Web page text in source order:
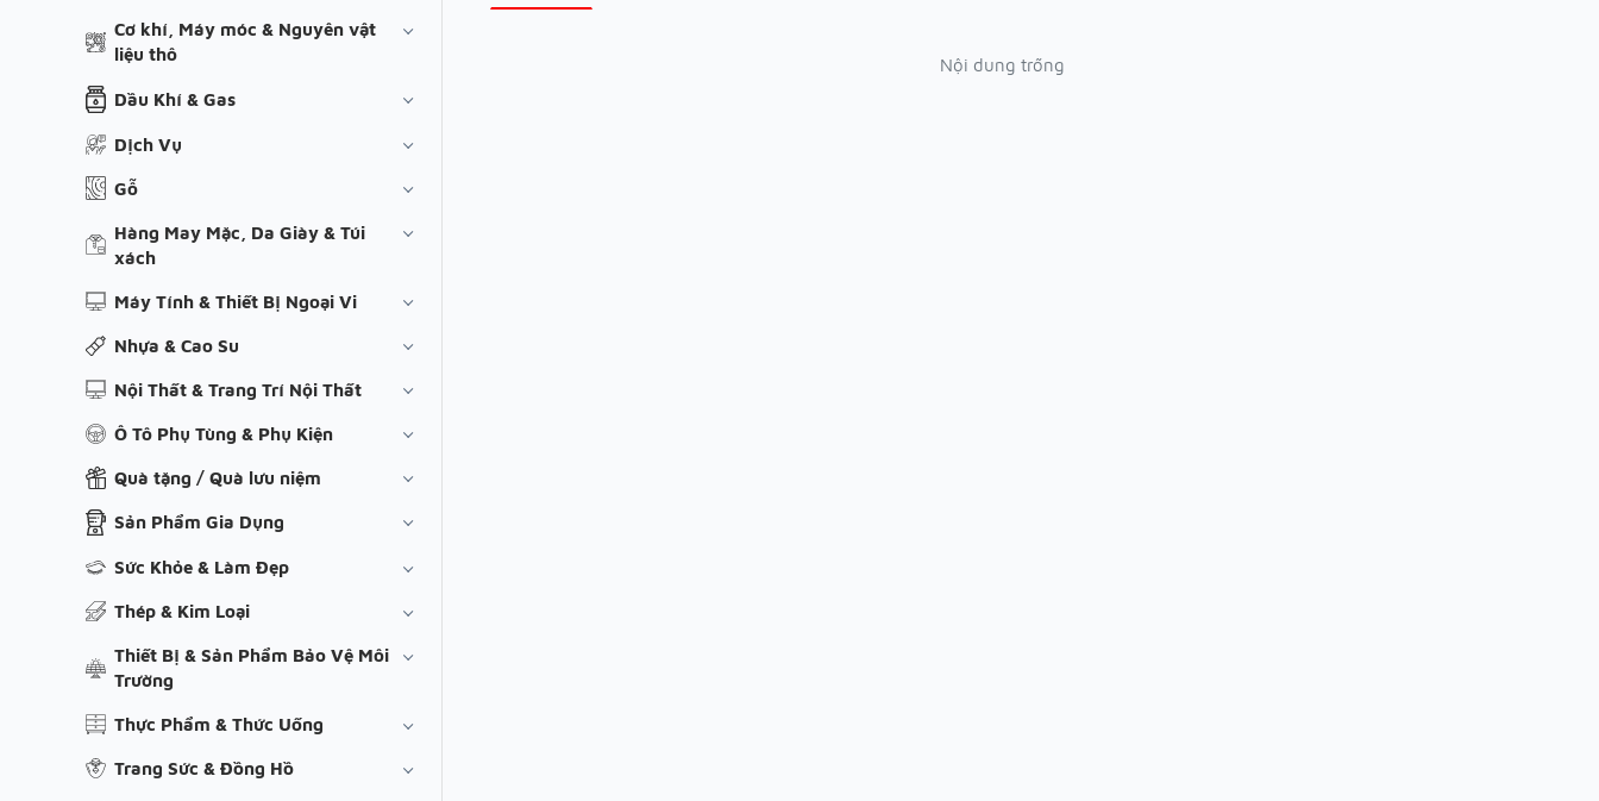
Cơ khí, Máy móc & Nguyên vật
liệu thô
Dầu Khí & Gas
Dịch Vụ
Gỗ
Hàng May Mặc, Da Giày & Túi
xách
Máy Tính & Thiết Bị Ngoại Vi
Nhựa & Cao Su
Nội Thất & Trang Trí Nội Thất
Ô Tô Phụ Tùng & Phụ Kiện
Quà tặng / Quà lưu niệm
Sản Phẩm Gia Dụng
Sức Khỏe & Làm Đẹp
Thép & Kim Loại
Thiết Bị & Sản Phẩm Bảo Vệ Môi
Trường
Thực Phẩm & Thức Uống
Trang Sức & Đồng Hồ
Nội dung trống